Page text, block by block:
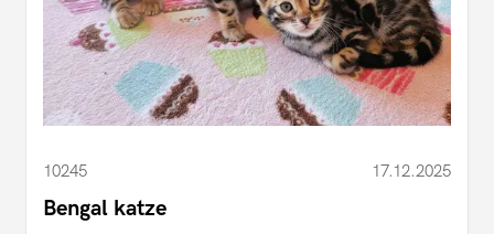
10245 17.12.2025
Bengal katze